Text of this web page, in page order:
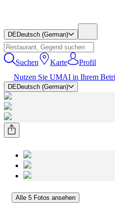
DEDeutsch (German)
Suchen Karte
Profil
Nutzen Sie UMAI in Ihrem
DEDeutsch (German)
Alle 5 Fotos ansehen